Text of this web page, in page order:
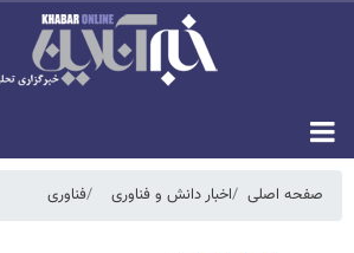
شنبه ۱۷ مرداد ۱۴۰۵
صفحه اصلی اخبار دانش و فناوری فناوری